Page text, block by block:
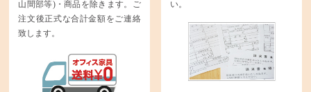
山間部等)・商品を除きます。ご
注文後正式な合計金額をご連絡
致します。
い。